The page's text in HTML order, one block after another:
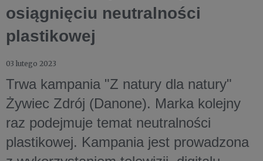
osiągnięciu neutralności
plastikowej
03 lutego 2023
Trwa kampania "Z natury dla natury"
Żywiec Zdrój (Danone). Marka kolejny
raz podejmuje temat neutralności
plastikowej. Kampania jest prowadzona